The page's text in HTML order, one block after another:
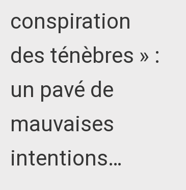
conspiration
des ténèbres » :
un pavé de
mauvaises
intentions…